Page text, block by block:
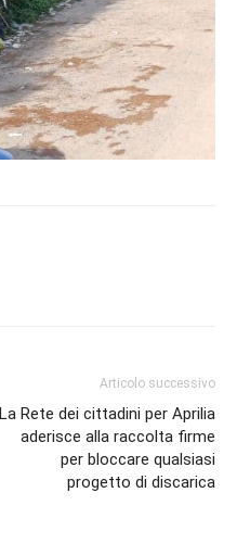
Articolo successivo
La Rete dei cittadini per Aprilia
aderisce alla raccolta firme
per bloccare qualsiasi
progetto di discarica